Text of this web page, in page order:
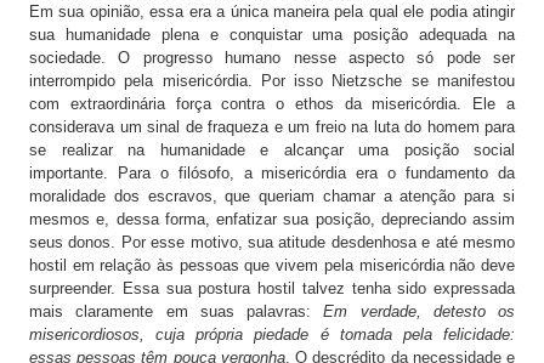
Em sua opinião, essa era a única maneira pela qual ele podia atingir
sua humanidade plena e conquistar uma posição adequada na
sociedade. O progresso humano nesse aspecto só pode ser
interrompido pela misericórdia. Por isso Nietzsche se manifestou
com extraordinária força contra o ethos da misericórdia. Ele a
considerava um sinal de fraqueza e um freio na luta do homem para
se realizar na humanidade e alcançar uma posição social
importante. Para o filósofo, a misericórdia era o fundamento da
moralidade dos escravos, que queriam chamar a atenção para si
mesmos e, dessa forma, enfatizar sua posição, depreciando assim
seus donos. Por esse motivo, sua atitude desdenhosa e até mesmo
hostil em relação às pessoas que vivem pela misericórdia não deve
surpreender. Essa sua postura hostil talvez tenha sido expressada
mais claramente em suas palavras: Em verdade, detesto os
misericordiosos, cuja própria piedade é tomada pela felicidade:
essas pessoas têm pouca vergonha. O descrédito da necessidade e